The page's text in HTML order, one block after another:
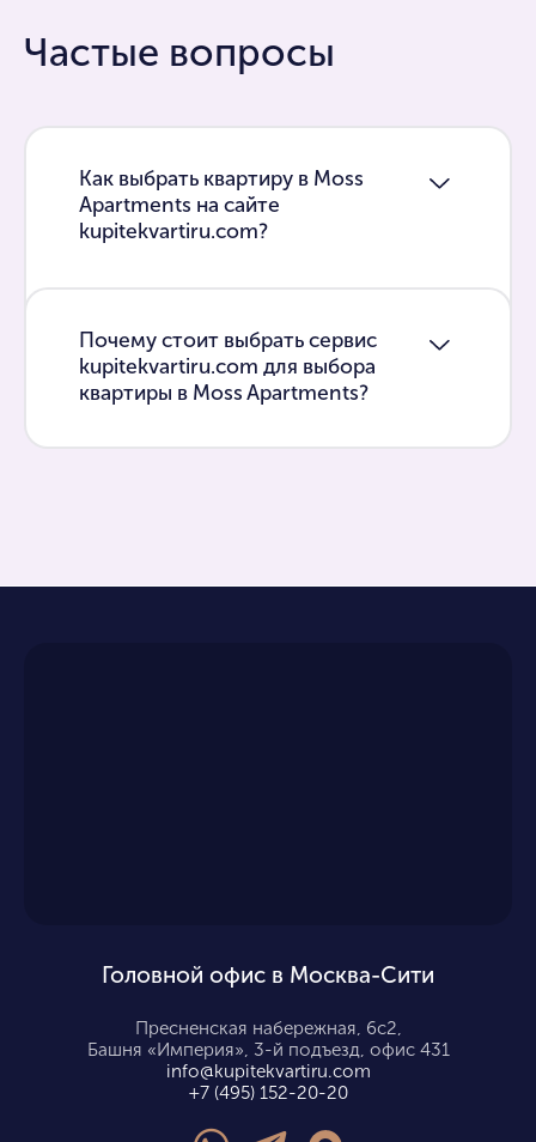
Частые вопросы
Как выбрать квартиру в Moss
Apartments на сайте
kupitekvartiru.com?
Почему стоит выбрать сервис
kupitekvartiru.com для выбора
квартиры в Moss Apartments?
Головной офис в Москва-Сити
Пресненская набережная, 6с2,
Башня «Империя», 3-й подъезд, офис 431
info@kupitekvartiru.com
+7 (495) 152-20-20